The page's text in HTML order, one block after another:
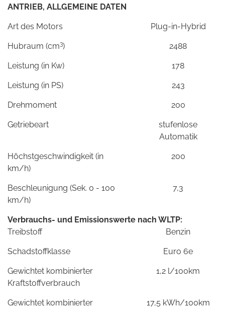
ANTRIEB, ALLGEMEINE DATEN
Art des Motors Plug-in-Hybrid
Hubraum (cm3) 2488
Leistung (in Kw) 178
Leistung (in PS) 243
Drehmoment 200
Getriebeart
stufenlose
Automatik
Höchstgeschwindigkeit (in
km/h)
200
Beschleunigung (Sek. 0 - 100
km/h)
7,3
Verbrauchs- und Emissionswerte nach WLTP:
Treibstoff
Benzin
Schadstoffklasse Euro 6e
Gewichtet kombinierter
Kraftstoffverbrauch
1,2 l/100km
Gewichtet kombinierter
17,5 kWh/100km